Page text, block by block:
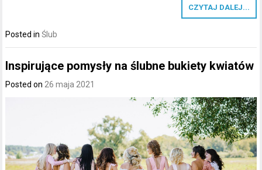
CZYTAJ DALEJ...
Posted inŚlub
Inspirujące pomysły na ślubne bukiety kwiatów
Posted on 26 maja 2021